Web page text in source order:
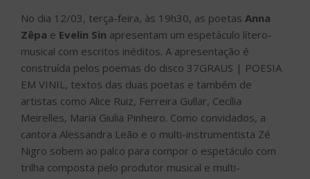
No dia 12/03, terça-feira, às 19h30, as poetas Anna
Zêpa e Evelin Sin apresentam um espetáculo lítero-
musical com escritos inéditos. A apresentação é
construída pelos poemas do disco 37GRAUS | POESIA
EM VINIL, textos das duas poetas e também de
artistas como Alice Ruiz, Ferreira Gullar, Cecília
Meirelles, Maria Giulia Pinheiro. Como convidados, a
cantora Alessandra Leão e o multi-instrumentista Zé
Nigro sobem ao palco para compor o espetáculo com
trilha composta pelo produtor musical e multi-